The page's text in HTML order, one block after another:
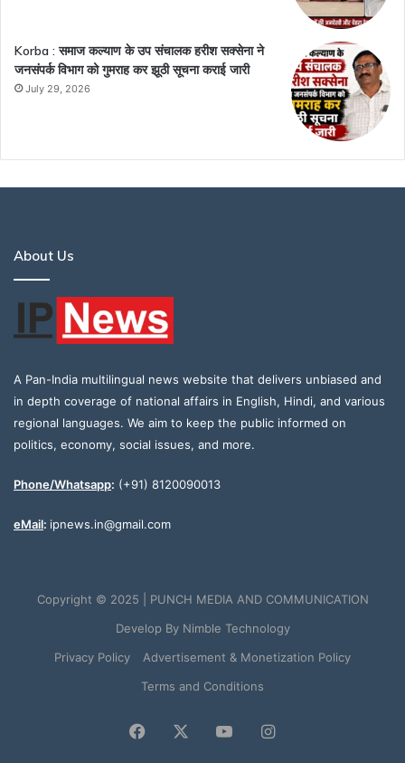
Korba : समाज कल्याण के उप संचालक हरीश सक्सेना ने
जनसंपर्क विभाग को गुमराह कर झूठी सूचना कराई जारी
July 29, 2026
About Us
A Pan-India multilingual news website that delivers unbiased and
in depth coverage of national affairs in English, Hindi, and various
regional languages. We aim to keep the public informed on
politics, economy, social issues, and more.
Phone/Whatsapp: (+91) 8120090013
eMail: ipnews.in@gmail.com
Copyright © 2025 | PUNCH MEDIA AND COMMUNICATION
Develop By Nimble Technology
Privacy Policy
Advertisement & Monetization Policy
Terms and Conditions
Facebook YouTubeInstagram